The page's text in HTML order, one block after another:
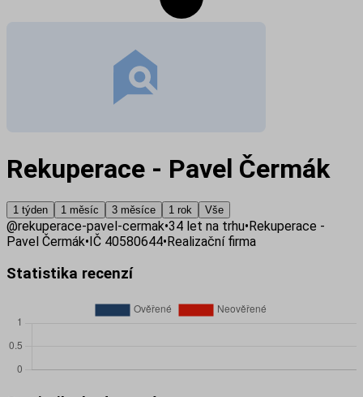
Rekuperace - Pavel Čermák
1 týden 1 měsíc 3 měsíce 1 rok Vše
@rekuperace-pavel-cermak•34 let na trhu•Rekuperace -
Pavel Čermák•IČ 40580644•Realizační firma
Statistika recenzí